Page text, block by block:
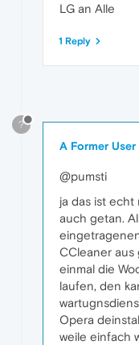
LG an Alle
1 Reply
?
A Former User
@pumsti
ja das ist echt
auch getan.
CCleaner aus
einmal die
laufen, den
Opera
weile einfach